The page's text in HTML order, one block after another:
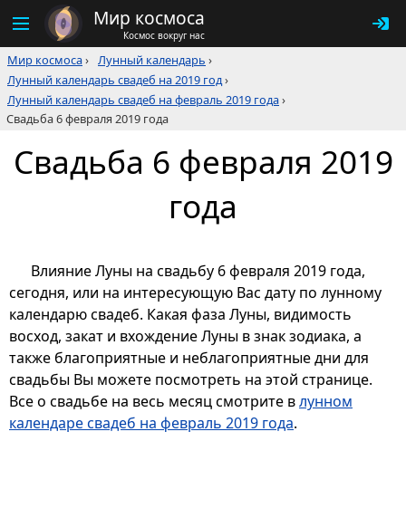
Мир космоса
Космос вокруг нас
Мир космоса› Лунный календарь ›
Лунный календарь свадеб на 2019 год›
Лунный календарь свадеб на февраль 2019 года›
Свадьба 6 февраля 2019 года
Свадьба 6 февраля 2019
года
Влияние Луны на свадьбу 6 февраля 2019 года,
сегодня, или на интересующую Вас дату по лунному
календарю свадеб. Какая фаза Луны, видимость
восход, закат и вхождение Луны в знак зодиака, а
также благоприятные и неблагоприятные дни для
свадьбы Вы можете посмотреть на этой странице.
Все о свадьбе на весь месяц смотрите влунном
календаре свадеб на февраль 2019 года.